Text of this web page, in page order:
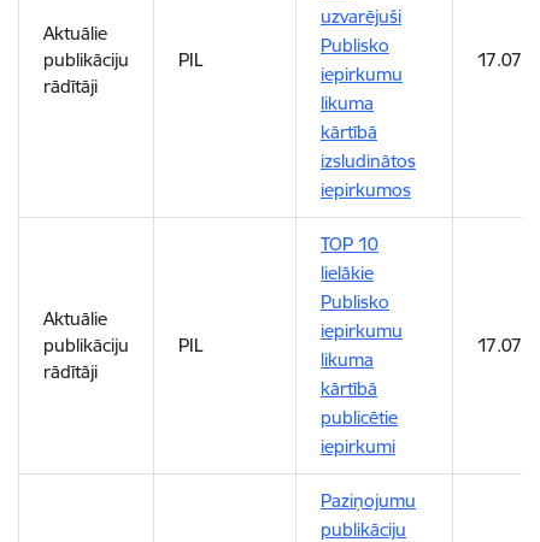
Aktuālie
publikāciju
rādītāji
PIL
uzvarējuši
Publisko
iepirkumu
likuma
kārtībā
izsludinātos
iepirkumos
Aktuālie
publikāciju
rādītāji
PIL
TOP 10
lielākie
Publisko
iepirkumu
likuma
kārtībā
publicētie
iepirkumi
Paziņojumu
publikāciju